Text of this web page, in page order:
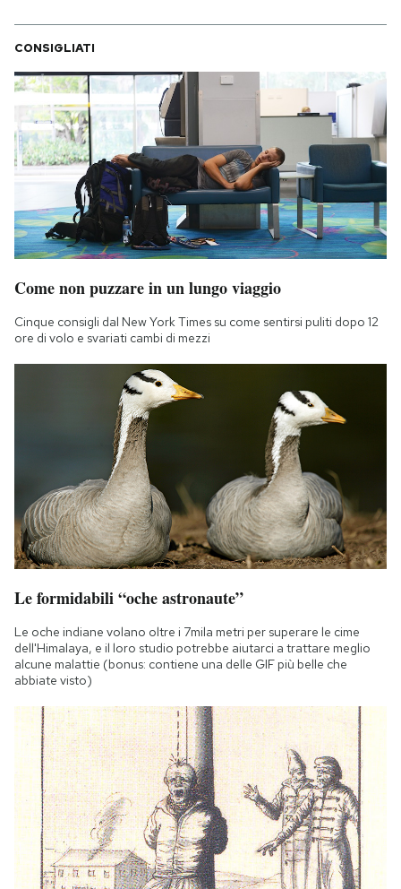
CONSIGLIATI
Come non puzzare in un lungo viaggio
Cinque consigli dal New York Times su come sentirsi puliti dopo 12
ore di volo e svariati cambi di mezzi
Le formidabili “oche astronaute”
Le oche indiane volano oltre i 7mila metri per superare le cime
dell'Himalaya, e il loro studio potrebbe aiutarci a trattare meglio
alcune malattie (bonus: contiene una delle GIF più belle che
abbiate visto)